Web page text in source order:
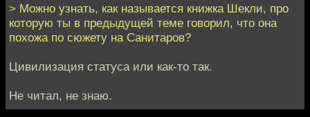
> Можно узнать, как называется книжка Шекли, про
которую ты в предыдущей теме говорил, что она
похожа по сюжету на Санитаров?
Цивилизация статуса или как-то так.
Не читал, не знаю.